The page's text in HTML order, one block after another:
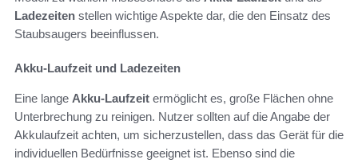
Ladezeiten stellen wichtige Aspekte dar, die den Einsatz des
Staubsaugers beeinflussen.
Akku-Laufzeit und Ladezeiten
Eine lange Akku-Laufzeit ermöglicht es, große Flächen ohne
Unterbrechung zu reinigen. Nutzer sollten auf die Angabe der
Akkulaufzeit achten, um sicherzustellen, dass das Gerät für die
individuellen Bedürfnisse geeignet ist. Ebenso sind die